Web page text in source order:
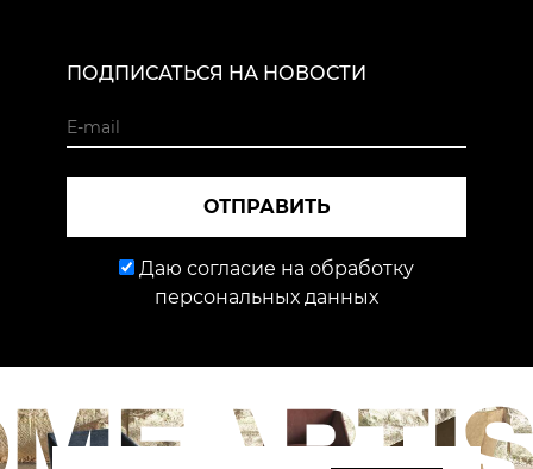
ПОДПИСАТЬСЯ НА НОВОСТИ
ОТПРАВИТЬ
Даю согласие на обработку
персональных данных